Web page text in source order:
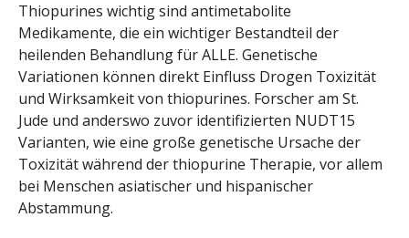
Thiopurines wichtig sind antimetabolite
Medikamente, die ein wichtiger Bestandteil der
heilenden Behandlung für ALLE. Genetische
Variationen können direkt Einfluss Drogen Toxizität
und Wirksamkeit von thiopurines. Forscher am St.
Jude und anderswo zuvor identifizierten NUDT15
Varianten, wie eine große genetische Ursache der
Toxizität während der thiopurine Therapie, vor allem
bei Menschen asiatischer und hispanischer
Abstammung.